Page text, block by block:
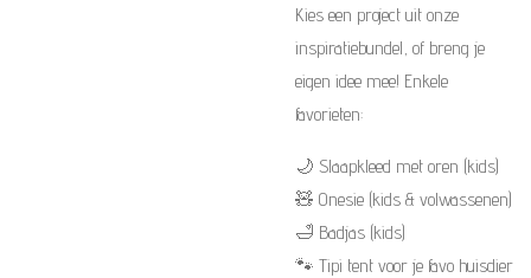
Kies een project uit onze
inspiratiebundel, of breng je
eigen idee mee! Enkele
favorieten:
🌙 Slaapkleed met oren (kids)
🧸 Onesie (kids & volwassenen)
🛁 Badjas (kids)
🐾 Tipi tent voor je favo huisdier